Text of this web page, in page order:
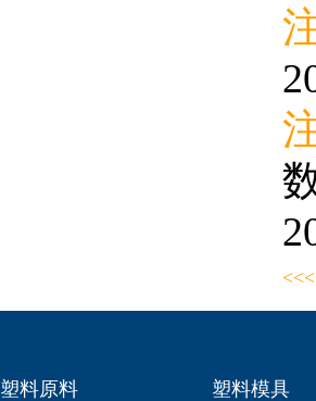
<<<
塑料原料 塑料模具